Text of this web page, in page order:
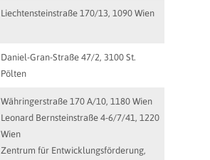
Liechtensteinstraße 170/13, 1090 Wien
Daniel-Gran-Straße 47/2, 3100 St.
Pölten
Währingerstraße 170 A/10, 1180 Wien
Leonard Bernsteinstraße 4-6/7/41, 1220
Wien
Zentrum für Entwicklungsförderung,